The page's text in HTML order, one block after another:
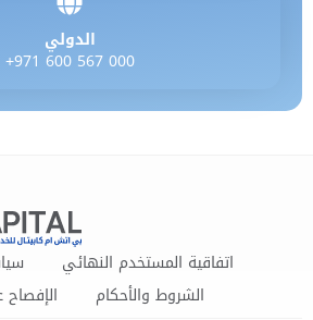
الدولي
+971 600 567 000
اتفاقية المستخدم النهائي
الشروط والأحكام